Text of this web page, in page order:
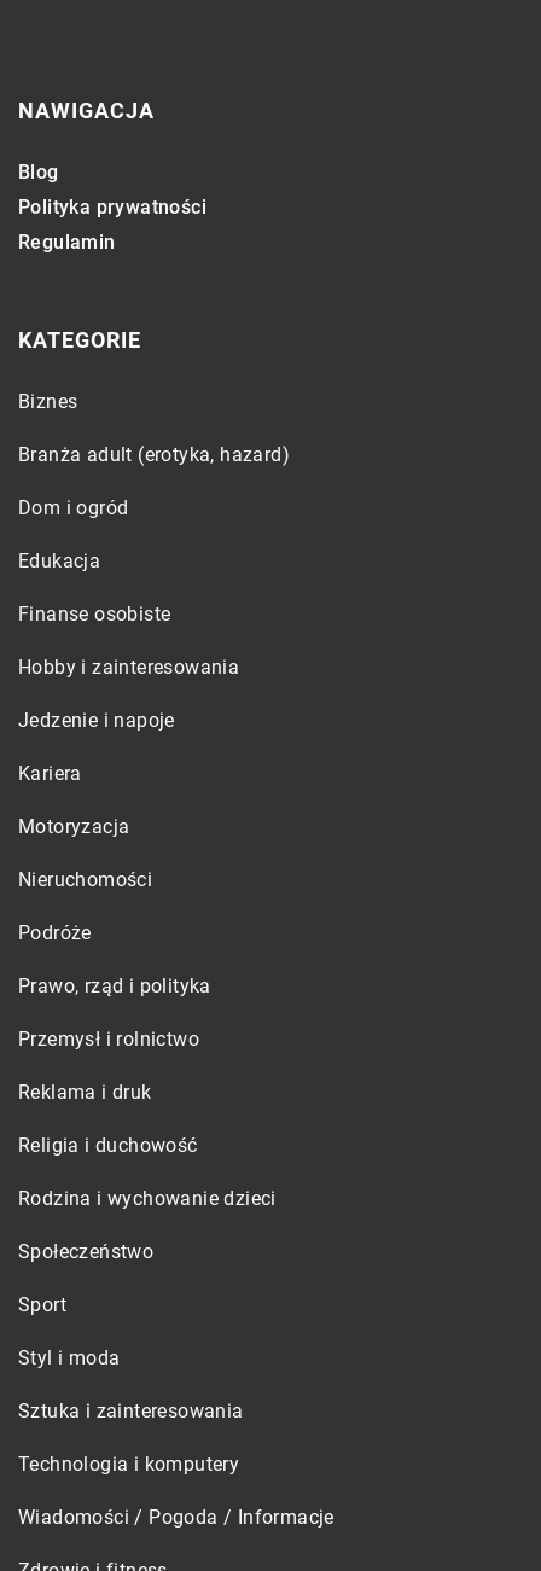
NAWIGACJA
Blog
Polityka prywatności
Regulamin
KATEGORIE
Biznes
Branża adult (erotyka, hazard)
Dom i ogród
Edukacja
Finanse osobiste
Hobby i zainteresowania
Jedzenie i napoje
Kariera
Motoryzacja
Nieruchomości
Podróże
Prawo, rząd i polityka
Przemysł i rolnictwo
Reklama i druk
Religia i duchowość
Rodzina i wychowanie dzieci
Społeczeństwo
Sport
Styl i moda
Sztuka i zainteresowania
Technologia i komputery
Wiadomości / Pogoda / Informacje